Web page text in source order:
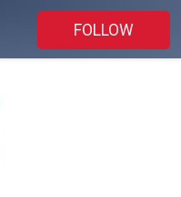
FOLLOW